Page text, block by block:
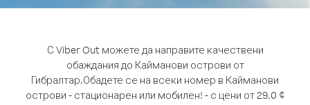
С Viber Out можете да направите качествени
обаждания до Кайманови острови от
Гибралтар.Обадете се на всеки номер в Кайманови
острови - стационарен или мобилен! - с цени от 29.0 ¢